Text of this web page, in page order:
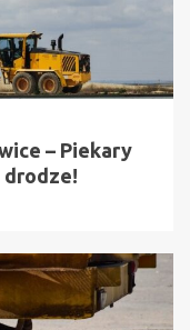
– Piekary
drodze!